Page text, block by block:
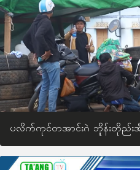
ပလိက်ကုင်တအာင်းဂဲ ဘိူန်းတိုည်းအီ